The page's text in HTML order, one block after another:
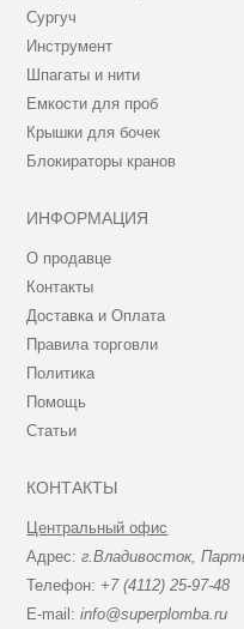
Сургуч
Инструмент
Шпагаты и нити
Емкости для проб
Крышки для бочек
Блокираторы кранов
ИНФОРМАЦИЯ
О продавце
Контакты
Доставка и Оплата
Правила торговли
Политика
Помощь
Статьи
КОНТАКТЫ
Центральный офис
Адрес:г.Владивосток,
Телефон: +7 (4112) 25-97-48
E-mail:info@superplomba.ru